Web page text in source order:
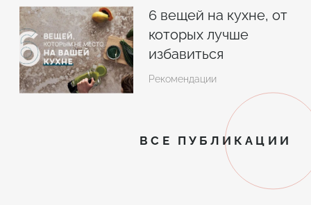
6 вещей на кухне, от
которых лучше
избавиться
Рекомендации
ВСЕ ПУБЛИКАЦИИ